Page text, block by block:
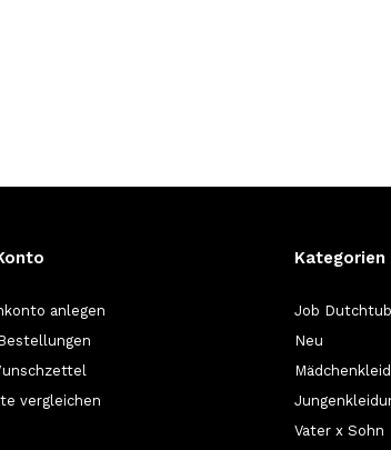
anlegen
vergleichen
Kategorien
Job
Neu
Vater x Sohn